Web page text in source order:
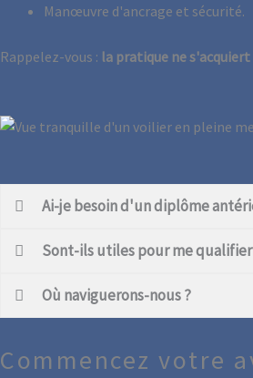
Manœuvre d'ancrage et sécurité.
Rappelez-vous : la pratique ne
Ai-je besoin d'un diplôme
Sont-ils utiles pour me qualifier
Où naviguerons-nous ?
Commencez votre